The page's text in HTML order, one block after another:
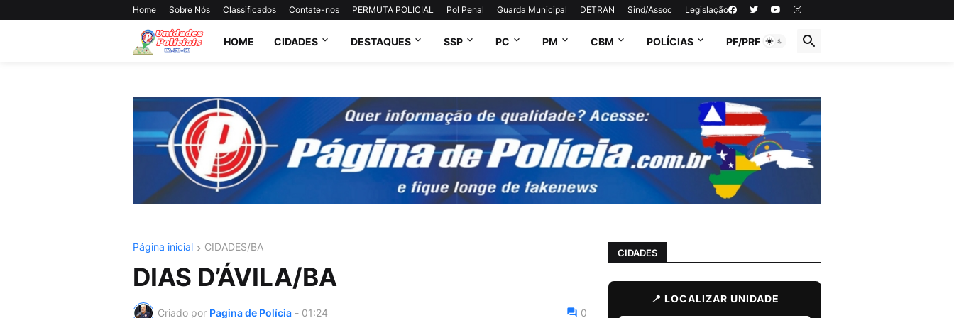
Home Sobre Nós Classificados Contate-nos PERMUTA POLICIAL Pol Penal Guarda Municipal DETRAN Sind/Assoc Legislação
HOME CIDADES DESTAQUES SSP PC PM CBM POLÍCIAS PF/PRF
Página inicial CIDADES/BA
DIAS D’ÁVILA/BA
Criado por Pagina de Polícia - 01:24 0
CIDADES
📍 LOCALIZAR UNIDADE